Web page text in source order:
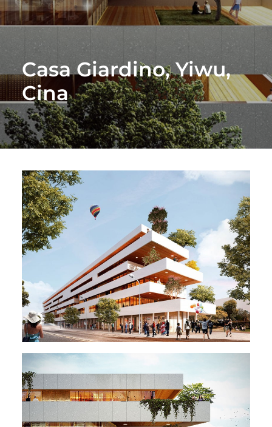
Casa Giardino, Yiwu,
Cina